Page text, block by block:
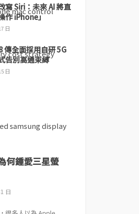
寫 Siri：未來 AI 將直
作 iPhone」
日
傳全面採用自研 5G
告別高通束縛
日
何鍾愛三星螢
日